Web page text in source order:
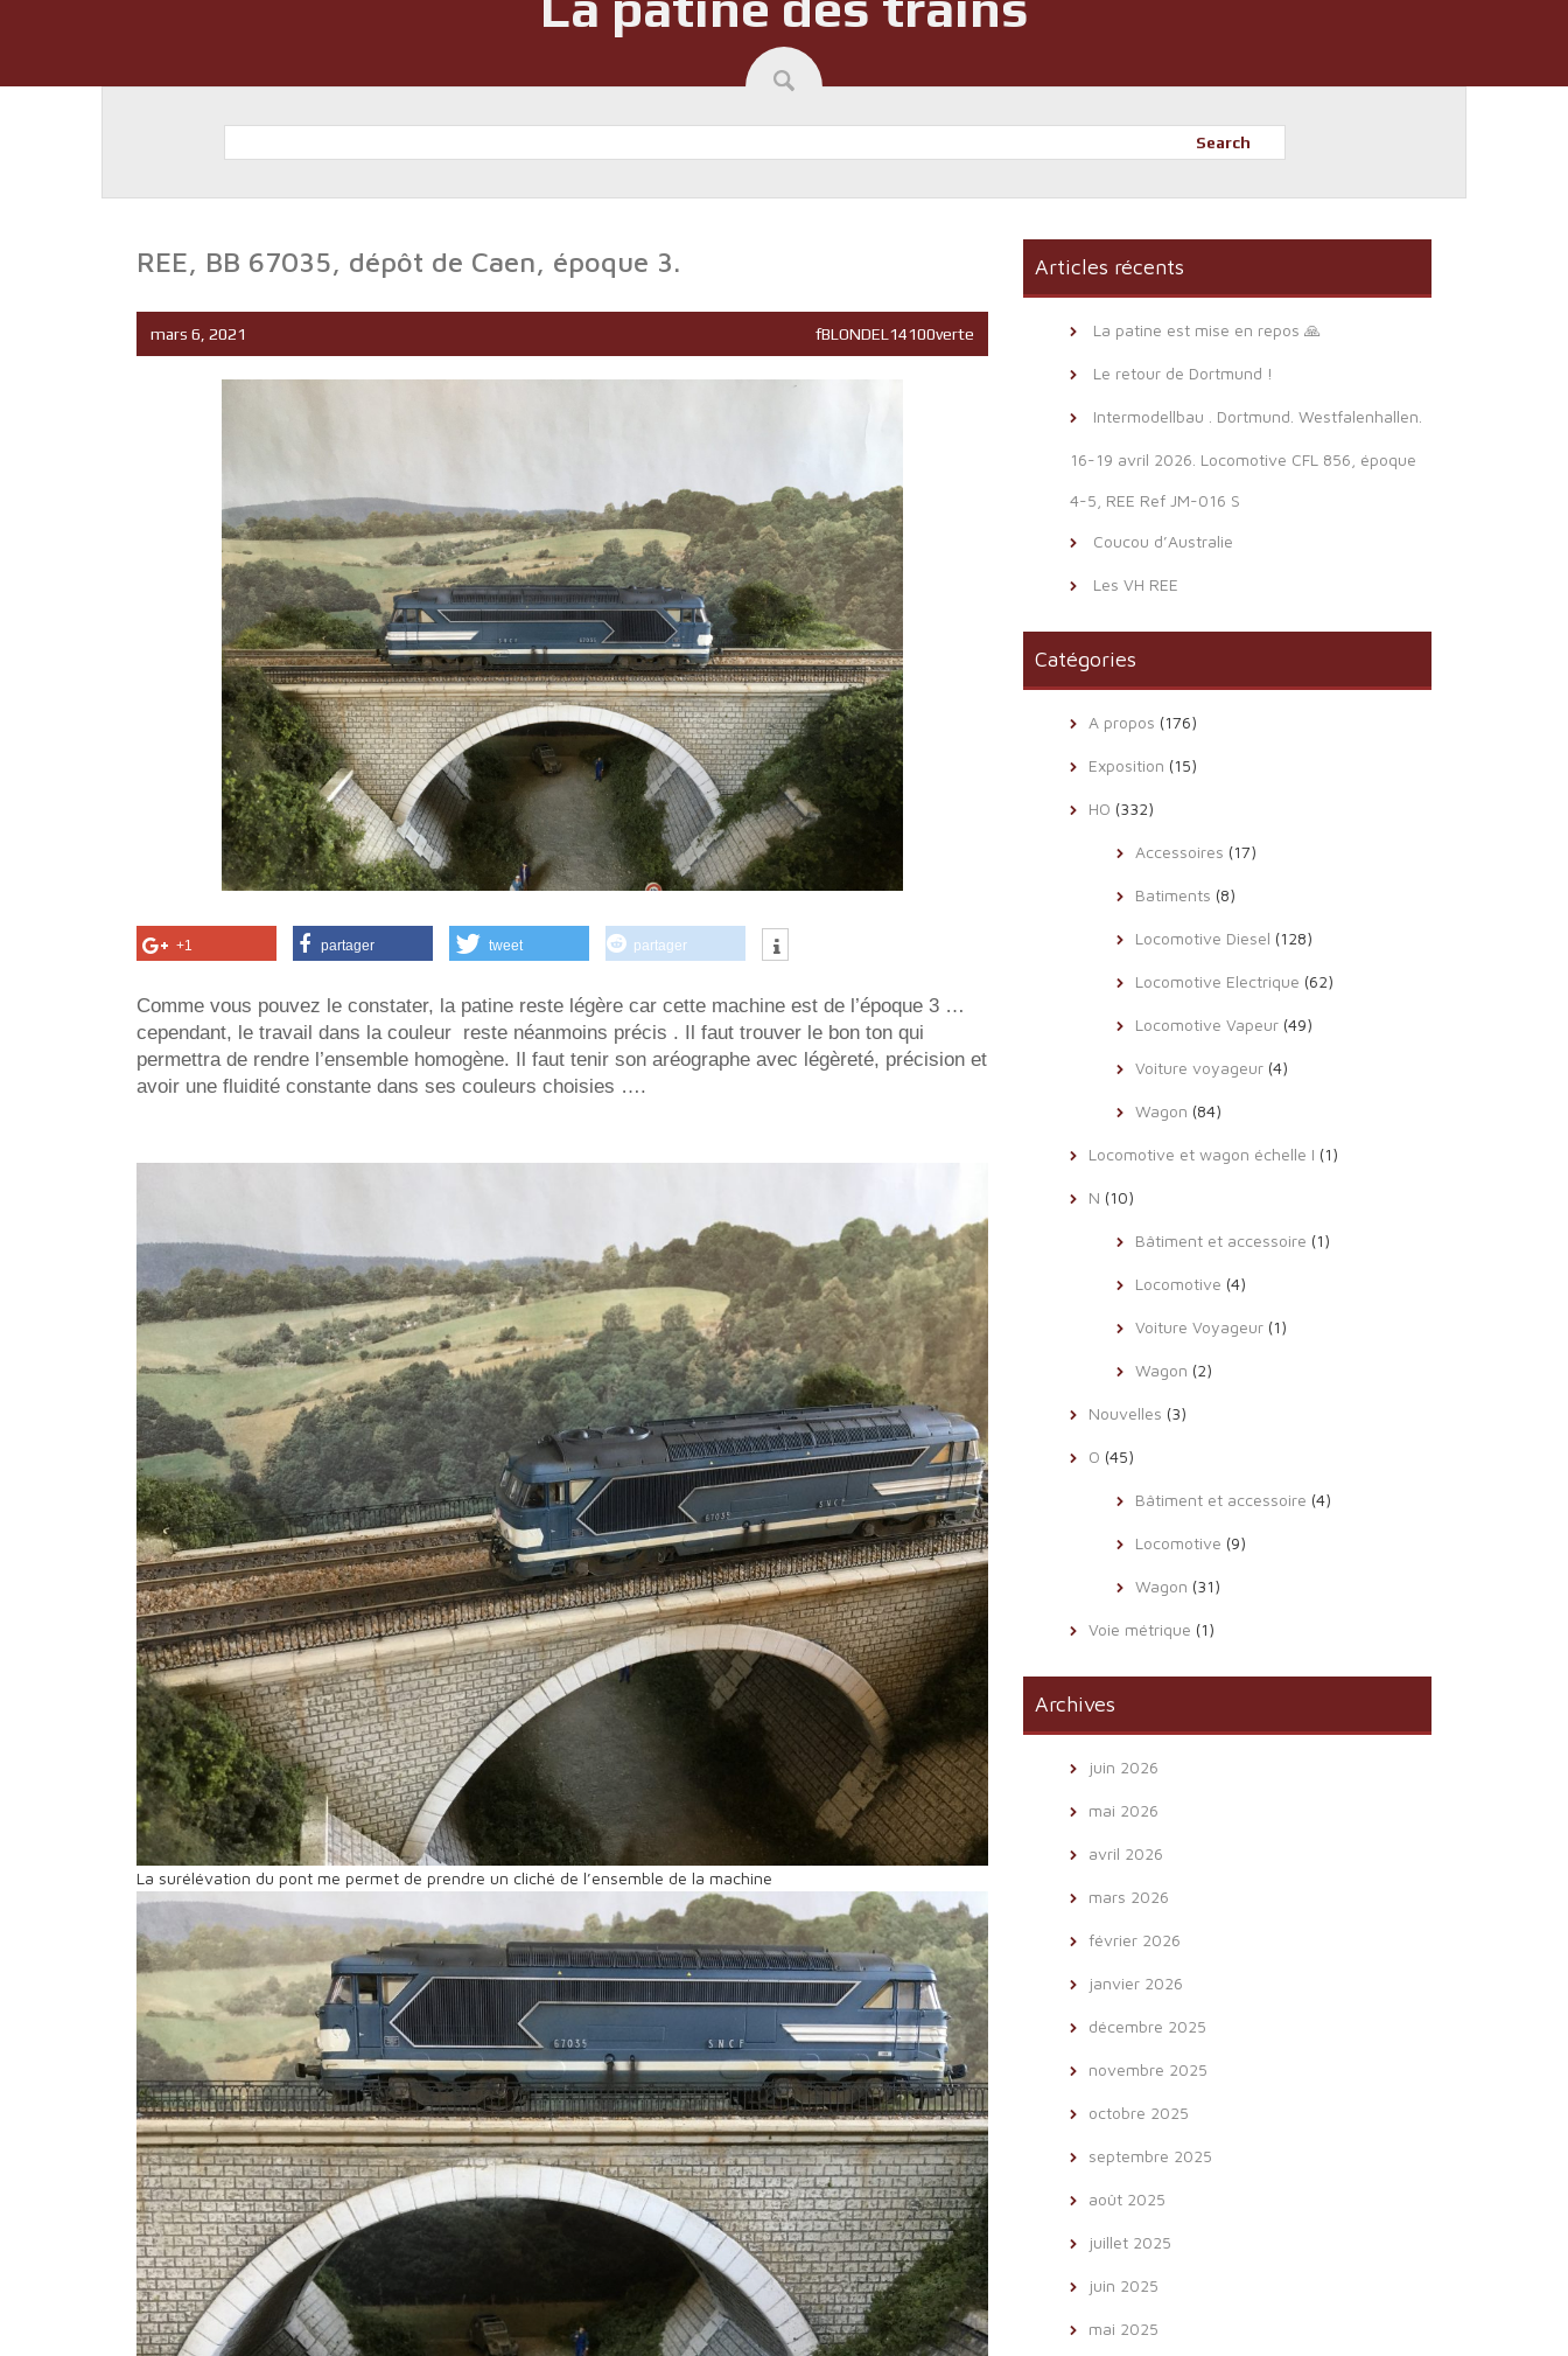
Search
REE, BB 67035, dépôt de Caen, époque 3.
mars 6, 2021 fBLONDEL14100verte
+1 partager tweet partager
Comme vous pouvez le constater, la patine reste légère car cette machine est de l’époque 3 …
cependant, le travail dans la couleur reste néanmoins précis . Il faut trouver le bon ton qui
permettra de rendre l’ensemble homogène. Il faut tenir son aréographe avec légèreté, précision et
avoir une fluidité constante dans ses couleurs choisies ….
La surélévation du pont me permet de prendre un cliché de l’ensemble de la machine
Articles récents
La patine est mise en repos 🙏
Le retour de Dortmund !
Intermodellbau . Dortmund. Westfalenhallen.
16-19 avril 2026. Locomotive CFL 856, époque
4-5, REE Ref JM-016 S
Coucou d’Australie
Les VH REE
Catégories
A propos (176)
Exposition (15)
HO (332)
Accessoires (17)
Batiments (8)
Locomotive Diesel (128)
Locomotive Electrique (62)
Locomotive Vapeur (49)
Voiture voyageur (4)
Wagon (84)
Locomotive et wagon échelle I (1)
N (10)
Bâtiment et accessoire (1)
Locomotive (4)
Voiture Voyageur (1)
Wagon (2)
Nouvelles (3)
O (45)
Bâtiment et accessoire (4)
Locomotive (9)
Wagon (31)
Voie métrique (1)
Archives
juin 2026
mai 2026
avril 2026
mars 2026
février 2026
janvier 2026
décembre 2025
novembre 2025
octobre 2025
septembre 2025
août 2025
juillet 2025
juin 2025
mai 2025